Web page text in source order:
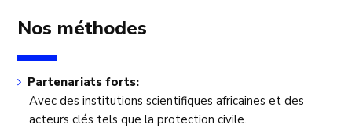
Nos méthodes
Partenariats forts:
Avec des institutions scientifiques africaines et des
acteurs clés tels que la protection civile.